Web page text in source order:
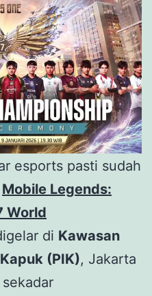
esports pasti sudah
Mobile Legends:
World
di Kawasan
(PIK), Jakarta